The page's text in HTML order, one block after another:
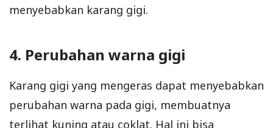
menyebabkan karang gigi.
4. Perubahan warna gigi
Karang gigi yang mengeras dapat menyebabkan
perubahan warna pada gigi, membuatnya
terlihat kuning atau coklat. Hal ini bisa